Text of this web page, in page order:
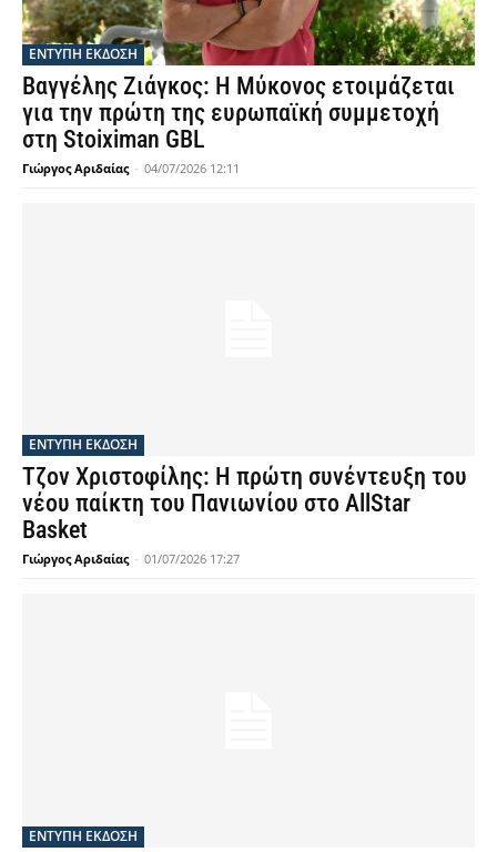
ΕΝΤΥΠΗ ΕΚΔΟΣΗ
Βαγγέλης Ζιάγκος: Η Μύκονος ετοιμάζεται
για την πρώτη της ευρωπαϊκή συμμετοχή
στη Stoiximan GBL
Γιώργος Αριδαίας - 04/07/2026 12:11
ΕΝΤΥΠΗ ΕΚΔΟΣΗ
Τζον Χριστοφίλης: Η πρώτη συνέντευξη του
νέου παίκτη του Πανιωνίου στο AllStar
Basket
Γιώργος Αριδαίας - 01/07/2026 17:27
ΕΝΤΥΠΗ ΕΚΔΟΣΗ